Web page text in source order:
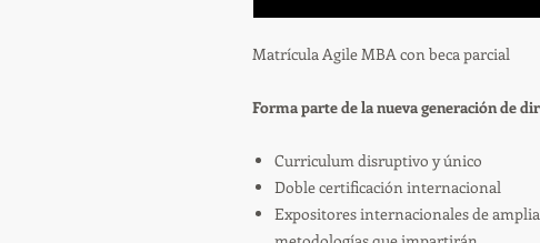
Matrícula Agile MBA con beca parcial
Forma parte de la nueva generación de
Curriculum disruptivo y único
Doble certificación internacional
Expositores internacionales de